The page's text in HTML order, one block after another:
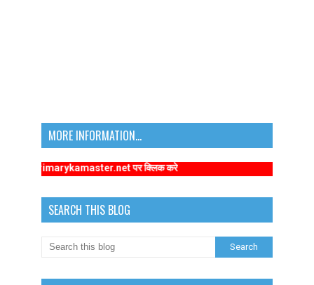
MORE INFORMATION...
पर क्लिक करे
SEARCH THIS BLOG